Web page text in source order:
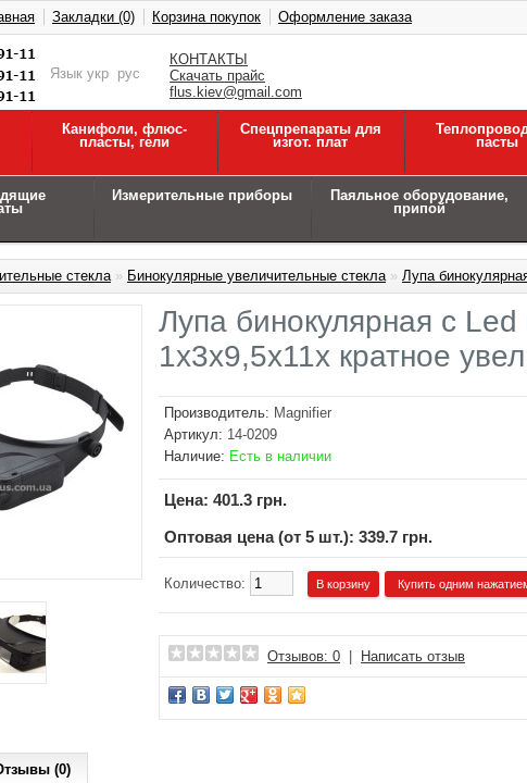
КОНТАКТЫ
Скачать прайс
flus.kiev@gmail.com
Язык укр рус
Закладки (0) Корзина покупок Оформление заказа
Канифоли, флюс-
пласты, гели
Спецпрепараты для
изгот. плат
пасты
Измерительные приборы
Паяльное оборудование,
припой
стекла» Бинокулярные увеличительные стекла» Лупа
Лупа бинокулярная с
1х3х9,5х11х кратное
Производитель: Magnifier
Артикул: 14-0209
Наличие: Есть в наличии
Цена: 401.3 грн.
Оптовая цена (от 5 шт.): 339.7 грн.
Количество: Купить одним
Отзывов: 0 Написать отзыв
(0)